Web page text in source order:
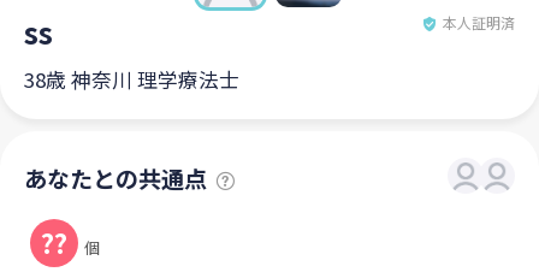
ss 本人証明済
38歳 神奈川 理学療法士
あなたとの共通点
?? 個